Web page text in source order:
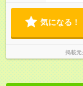
気になる！
掲載元